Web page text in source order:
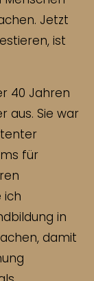
Jetzt
ist
40 Jahren
aus. Sie war
für
ich
in
damit